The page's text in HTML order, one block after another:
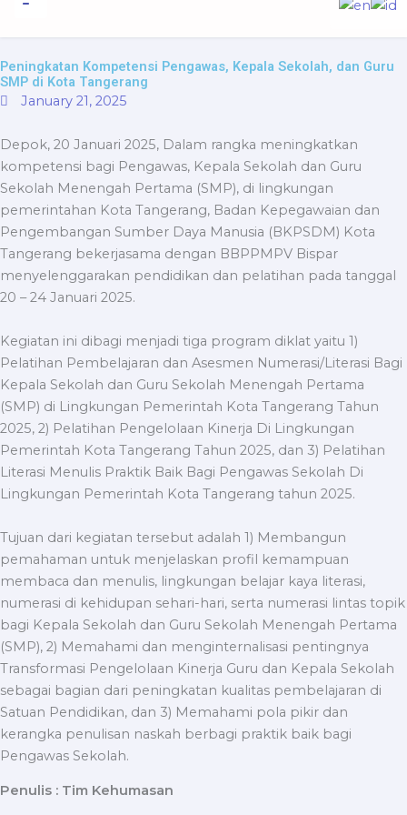
Peningkatan Kompetensi Pengawas, Kepala Sekolah, dan Guru
SMP di Kota Tangerang
January 21, 2025
Depok, 20 Januari 2025, Dalam rangka meningkatkan
kompetensi bagi Pengawas, Kepala Sekolah dan Guru
Sekolah Menengah Pertama (SMP), di lingkungan
pemerintahan Kota Tangerang, Badan Kepegawaian dan
Pengembangan Sumber Daya Manusia (BKPSDM) Kota
Tangerang bekerjasama dengan BBPPMPV Bispar
menyelenggarakan pendidikan dan pelatihan pada tanggal
20 – 24 Januari 2025.
Kegiatan ini dibagi menjadi tiga program diklat yaitu 1)
Pelatihan Pembelajaran dan Asesmen Numerasi/Literasi Bagi
Kepala Sekolah dan Guru Sekolah Menengah Pertama
(SMP) di Lingkungan Pemerintah Kota Tangerang Tahun
2025, 2) Pelatihan Pengelolaan Kinerja Di Lingkungan
Pemerintah Kota Tangerang Tahun 2025, dan 3) Pelatihan
Literasi Menulis Praktik Baik Bagi Pengawas Sekolah Di
Lingkungan Pemerintah Kota Tangerang tahun 2025.
Tujuan dari kegiatan tersebut adalah 1) Membangun
pemahaman untuk menjelaskan profil kemampuan
membaca dan menulis, lingkungan belajar kaya literasi,
numerasi di kehidupan sehari-hari, serta numerasi lintas topik
bagi Kepala Sekolah dan Guru Sekolah Menengah Pertama
(SMP), 2) Memahami dan menginternalisasi pentingnya
Transformasi Pengelolaan Kinerja Guru dan Kepala Sekolah
sebagai bagian dari peningkatan kualitas pembelajaran di
Satuan Pendidikan, dan 3) Memahami pola pikir dan
kerangka penulisan naskah berbagi praktik baik bagi
Pengawas Sekolah.
Penulis : Tim Kehumasan